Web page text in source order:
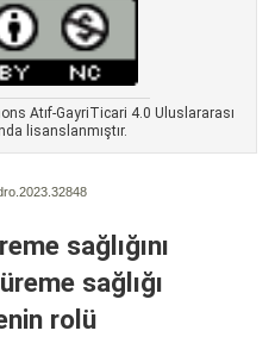
Atıf-GayriTicari 4.0 Uluslararası
lisanslanmıştır.
sağlığını
sağlığı
rolü